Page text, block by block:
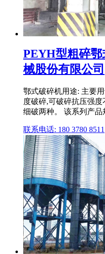
PEYH型粗碎
械股份有限公司
鄂式破碎机用途: 主要
度破碎,可破碎抗压强度
细破两种。 该系列产品
联系电话: 180 3780 8511